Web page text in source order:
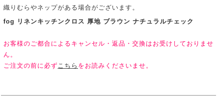
織りむらやネップがある場合がございます。
fog リネンキッチンクロス 厚地 ブラウン ナチュラルチェック
お客様のご都合によるキャンセル・返品・交換はお受けしておりませ
ん。
ご注文の前に必ずこちら をお読みくださいませ。